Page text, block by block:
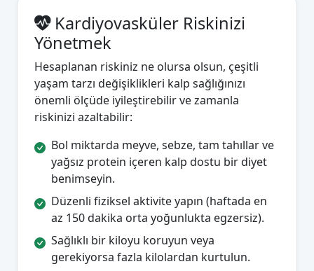
Kardiyovasküler Riskinizi
Yönetmek
Hesaplanan riskiniz ne olursa olsun, çeşitli
yaşam tarzı değişiklikleri kalp sağlığınızı
önemli ölçüde iyileştirebilir ve zamanla
riskinizi azaltabilir:
Bol miktarda meyve, sebze, tam tahıllar ve
yağsız protein içeren kalp dostu bir diyet
benimseyin.
Düzenli fiziksel aktivite yapın (haftada en
az 150 dakika orta yoğunlukta egzersiz).
Sağlıklı bir kiloyu koruyun veya
gerekiyorsa fazla kilolardan kurtulun.